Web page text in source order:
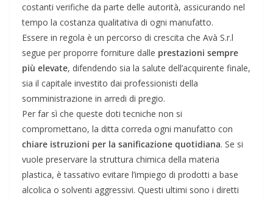
costanti verifiche da parte delle autorità, assicurando nel
tempo la costanza qualitativa di ogni manufatto.
Essere in regola è un percorso di crescita che Avà S.r.l
segue per proporre forniture dalle prestazioni sempre
più elevate, difendendo sia la salute dell’acquirente finale,
sia il capitale investito dai professionisti della
somministrazione in arredi di pregio.
Per far sì che queste doti tecniche non si
compromettano, la ditta correda ogni manufatto con
chiare istruzioni per la sanificazione quotidiana. Se si
vuole preservare la struttura chimica della materia
plastica, è tassativo evitare l’impiego di prodotti a base
alcolica o solventi aggressivi. Questi ultimi sono i diretti